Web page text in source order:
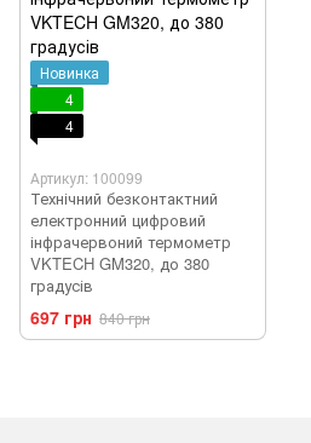
Новинка
4
4
Артикул: 100099
Технічний безконтактний
електронний цифровий
інфрачервоний термометр
VKTECH GM320, до 380
градусів
697 грн 840 грн